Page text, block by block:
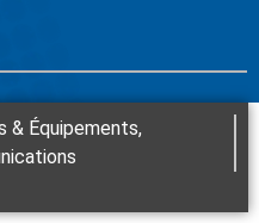
& Équipements,